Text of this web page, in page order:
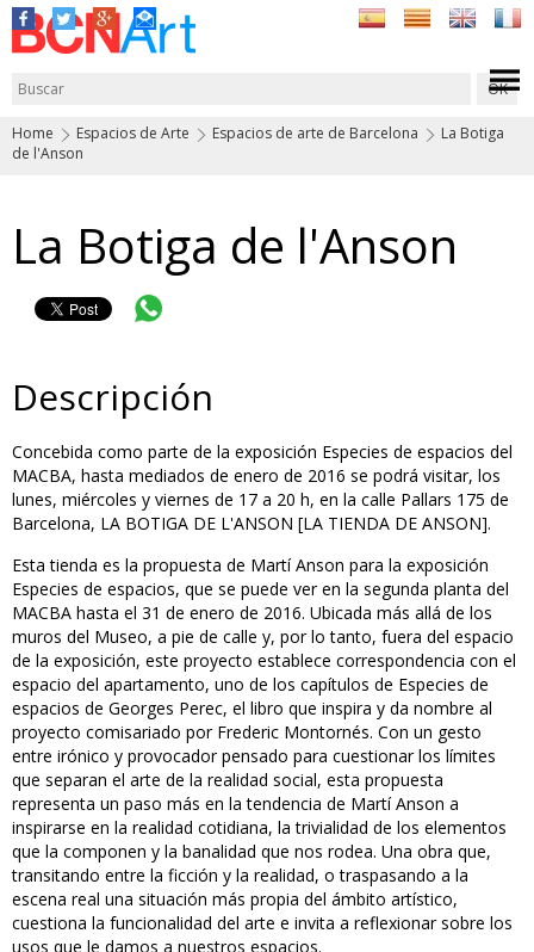
Home Espacios de Arte Espacios de arte de Barcelona
La Botiga
de l'Anson
La Botiga de l'Anson
Descripción
Concebida como parte de la exposición Especies de espacios del
MACBA, hasta mediados de enero de 2016 se podrá visitar, los
lunes, miércoles y viernes de 17 a 20 h, en la calle Pallars 175 de
Barcelona, LA BOTIGA DE L'ANSON [LA TIENDA DE ANSON].
Esta tienda es la propuesta de Martí Anson para la exposición
Especies de espacios, que se puede ver en la segunda planta del
MACBA hasta el 31 de enero de 2016. Ubicada más allá de los
muros del Museo, a pie de calle y, por lo tanto, fuera del espacio
de la exposición, este proyecto establece correspondencia con el
espacio del apartamento, uno de los capítulos de Especies de
espacios de Georges Perec, el libro que inspira y da nombre al
proyecto comisariado por Frederic Montornés. Con un gesto
entre irónico y provocador pensado para cuestionar los límites
que separan el arte de la realidad social, esta propuesta
representa un paso más en la tendencia de Martí Anson a
inspirarse en la realidad cotidiana, la trivialidad de los elementos
que la componen y la banalidad que nos rodea. Una obra que,
transitando entre la ficción y la realidad, o traspasando a la
escena real una situación más propia del ámbito artístico,
cuestiona la funcionalidad del arte e invita a reflexionar sobre los
usos que le damos a nuestros espacios.